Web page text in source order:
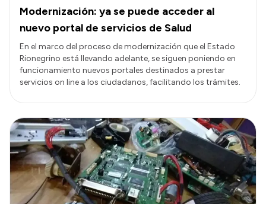
Modernización: ya se puede acceder al
nuevo portal de servicios de Salud
En el marco del proceso de modernización que el Estado
Rionegrino está llevando adelante, se siguen poniendo en
funcionamiento nuevos portales destinados a prestar
servicios on line a los ciudadanos, facilitando los trámites.